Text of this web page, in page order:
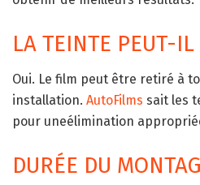
LA TEINTE PEUT-IL
Oui. Le film peut être retiré à
installation. AutoFilms sait les
pour uneélimination
DURÉE DU